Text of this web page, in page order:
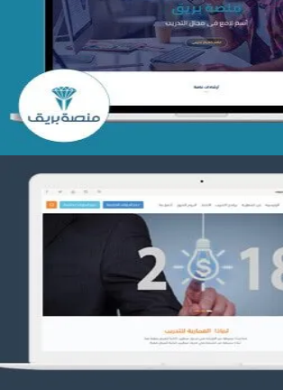
تصميم منصة بريق
التفاصيل
العمارية للتدريب
التفاصيل